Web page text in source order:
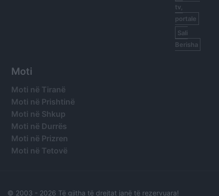
tv,
portale
Sali
Berisha
Moti
Moti në Tiranë
Moti në Prishtinë
Moti në Shkup
Moti në Durrës
Moti në Prizren
Moti në Tetovë
© 2003 - 2026 Të gjitha të drejtat janë të rezervuara!